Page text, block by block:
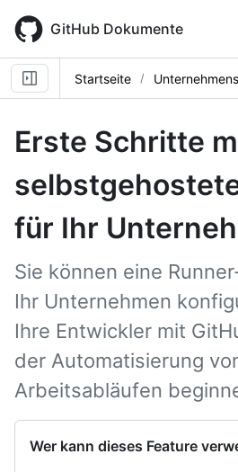
main
content
GitHub Dokumente
Startseite
Erste Schritte
für Ihr
Sie können eine
Ihr Unternehmen
Ihre Entwickler mit
der Automatisierung
Arbeitsabläufen
Wer kann dieses Feature